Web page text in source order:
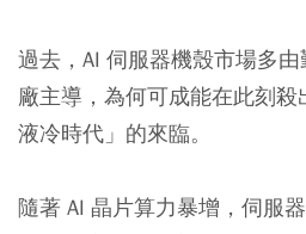
過去，AI 伺服器機殼市場多
廠主導，為何可成能在此刻
液冷時代」的來臨。
隨著 AI 晶片算力暴增，伺服